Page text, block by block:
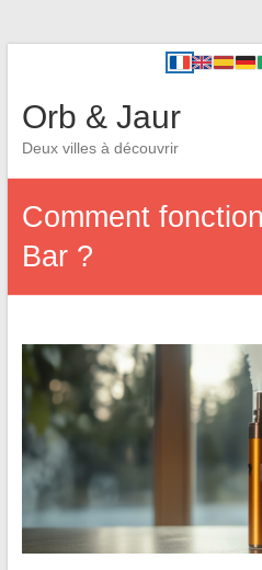
Orb & Jaur
Deux villes à découvrir
Comment
Bar ?